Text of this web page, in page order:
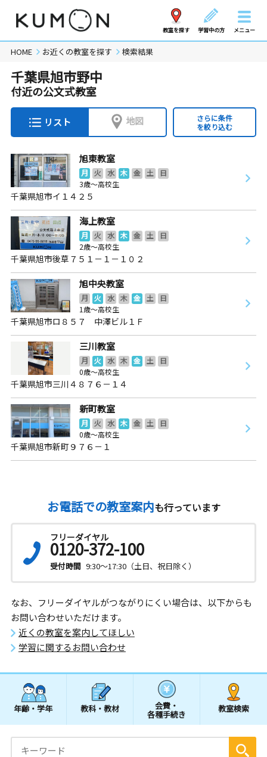
教室を探す 学習中の方 メニュー
HOME お近くの教室を探す 検索結果
千葉県旭市野中
付近の公文式教室
リスト 地図
さらに条件
を絞り込む
旭東教室
月 火 水 木 金 土
日
3歳～高校生
千葉県旭市イ１４２５
海上教室
月 火 水 木 金 土
日
2歳～高校生
千葉県旭市後草７５１－１－１０２
旭中央教室
月 火 水 木 金 土
日
1歳～高校生
千葉県旭市ロ８５７ 中澤ビル１Ｆ
三川教室
月 火 水 木 金 土
日
0歳～高校生
千葉県旭市三川４８７６－１４
新町教室
月 火 水 木 金 土
日
0歳～高校生
千葉県旭市新町９７６－１
お電話での教室案内も行っています
フリーダイヤル
0120-372-100
受付時間 9:30～17:30（土日、祝日除く）
なお、フリーダイヤルがつながりにくい場合は、以下からも
お問い合わせいただけます。
近くの教室を案内してほしい
学習に関するお問い合わせ
年齢・学年 教科・教材 会費・
各種手続き
教室検索